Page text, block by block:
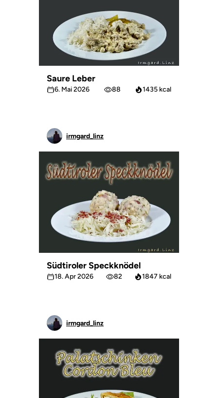
Saure Leber
6. Mai 2026 88 1435 kcal
irmgard_linz
Südtiroler Speckknödel
18. Apr 2026 82 1847 kcal
irmgard_linz